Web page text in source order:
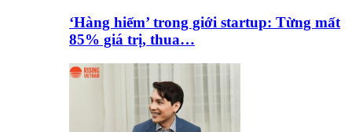
‘Hàng hiếm’ trong giới startup: Từng mất
85% giá trị, thua…